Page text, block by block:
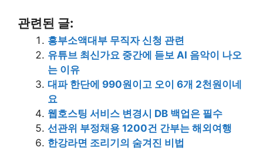
관련된 글:
흥부소액대부 무직자 신청 관련
유튜브 최신가요 중간에 듣보 AI 음악이 나오
는 이유
대파 한단에 990원이고 오이 6개 2천원이네
요
웹호스팅 서비스 변경시 DB 백업은 필수
선관위 부정채용 1200건 간부는 해외여행
한강라면 조리기의 숨겨진 비법